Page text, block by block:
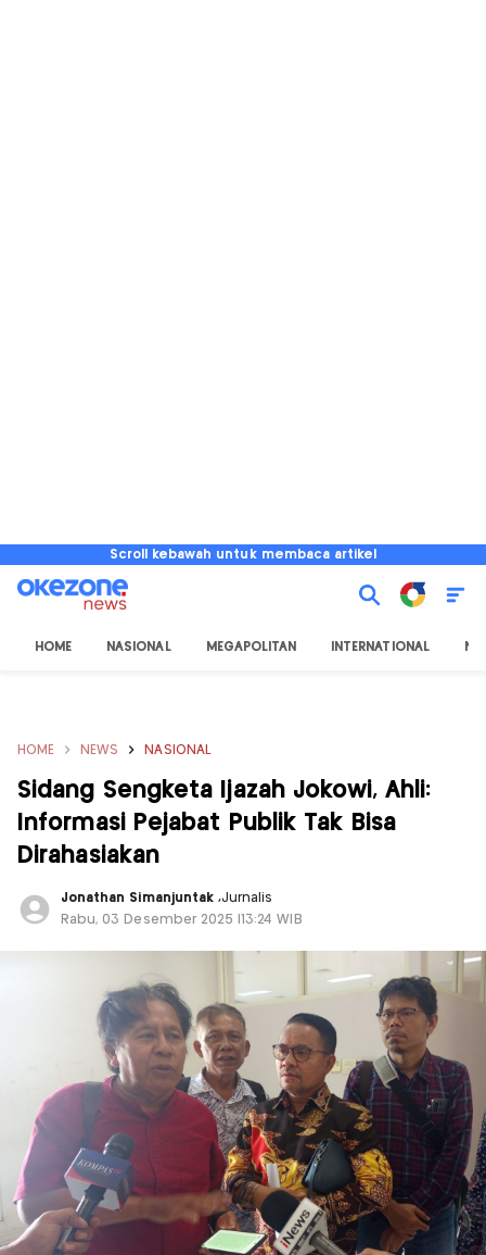
Scroll kebawah untuk membaca artikel
HOME NASIONAL MEGAPOLITAN INTERNATIONAL
HOME NEWS NASIONAL
Sidang Sengketa Ijazah Jokowi, Ahli:
Informasi Pejabat Publik Tak Bisa
Dirahasiakan
Jonathan Simanjuntak,Jurnalis
Rabu, 03 Desember 2025 |13:24 WIB